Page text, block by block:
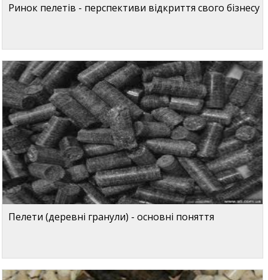
Ринок пелетів - перспективи відкриття свого бізнесу
Пелети (деревні гранули) - основні поняття